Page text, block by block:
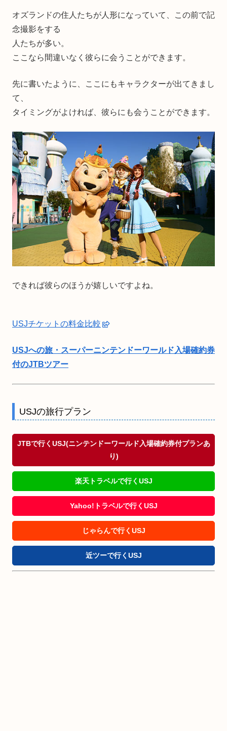
オズランドの住人たちが人形になっていて、この前で記
念撮影をする
人たちが多い。
ここなら間違いなく彼らに会うことができます。
先に書いたように、ここにもキャラクターが出てきまし
て、
タイミングがよければ、彼らにも会うことができます。
できれば彼らのほうが嬉しいですよね。
USJチケットの料金比較
USJへの旅・スーパーニンテンドーワールド入場確約券
付のJTBツアー
USJの旅行プラン
JTBで行くUSJ(ニンテンドーワールド入場確約券付プランあ
り)
楽天トラベルで行くUSJ
Yahoo!トラベルで行くUSJ
じゃらんで行くUSJ
近ツーで行くUSJ